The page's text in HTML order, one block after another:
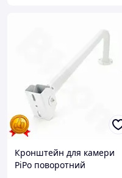
Кронштейн для камери
PiPo поворотний